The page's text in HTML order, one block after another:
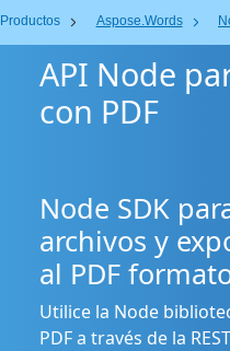
Productos Aspose.Words
API Node
con PDF
Node SDK
archivos y
al PDF
Utilice la Node
PDF a través de la